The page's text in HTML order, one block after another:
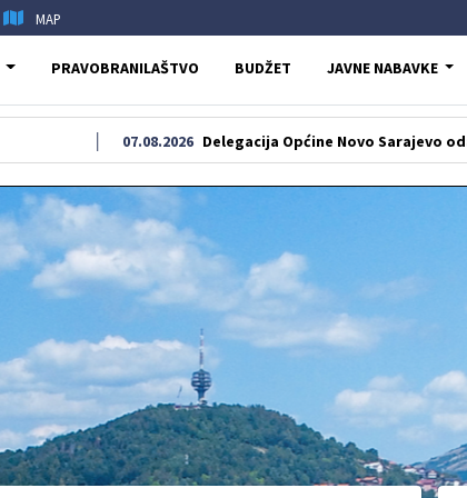
MAP
PRAVOBRANILAŠTVO BUDŽET JAVNE NABAVKE
Delegacija Općine Novo Sarajevo odala